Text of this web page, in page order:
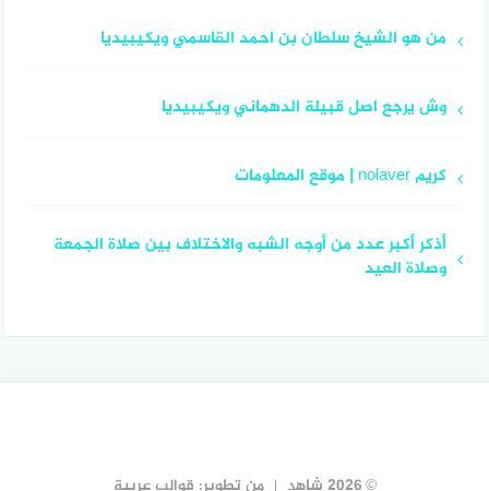
من هو الشيخ سلطان بن احمد القاسمي ويكيبيديا
وش يرجع اصل قبيلة الدهماني ويكيبيديا
كريم nolaver | موقع المعلومات
أذكر أكبر عدد من أوجه الشبه والاختلاف بين صلاة الجمعة
وصلاة العيد
© 2026 شاهد من تطوير: قوالب عربية